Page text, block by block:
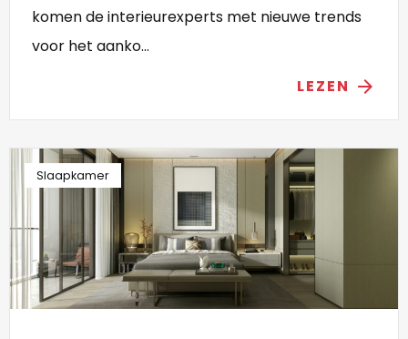
komen de interieurexperts met nieuwe trends
voor het aanko...
LEZEN arrow_forward
Slaapkamer